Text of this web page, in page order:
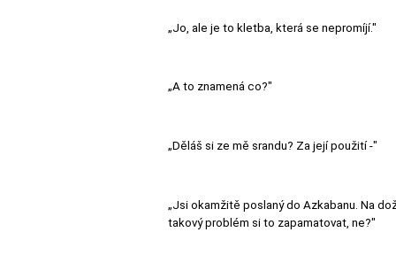
„Jo, ale je to kletba, která se nepromíjí."
„A to znamená co?"
„Děláš si ze mě srandu? Za její použití -"
„Jsi okamžitě poslaný do Azkabanu. Na
takový problém si to zapamatovat, ne?"